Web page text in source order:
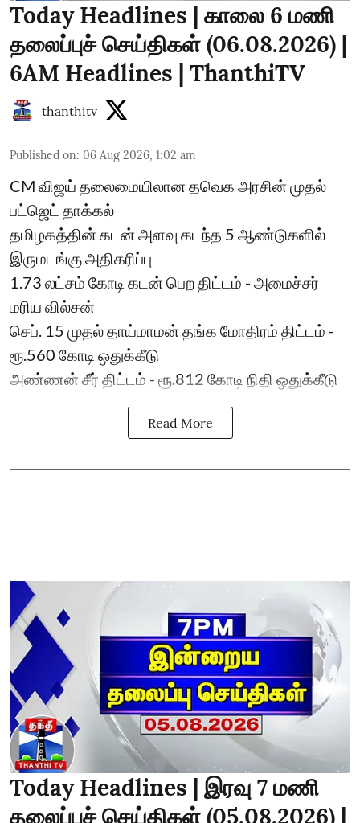
Today Headlines | காலை 6 மணி
தலைப்புச் செய்திகள் (06.08.2026) |
6AM Headlines | ThanthiTV
thanthitv
Published on: 06 Aug 2026, 1:02 am
CM விஜய் தலைமையிலான தவெக அரசின் முதல்
பட்ஜெட் தாக்கல்
தமிழகத்தின் கடன் அளவு கடந்த 5 ஆண்டுகளில்
இருமடங்கு அதிகரிப்பு
1.73 லட்சம் கோடி கடன் பெற திட்டம் - அமைச்சர்
மரிய வில்சன்
செப். 15 முதல் தாய்மாமன் தங்க மோதிரம் திட்டம் -
ரூ.560 கோடி ஒதுக்கீடு
அண்ணன் சீர் திட்டம் - ரூ.812 கோடி நிதி ஒதுக்கீடு
Read More
Today Headlines | இரவு 7 மணி
தலைப்புச் செய்திகள் (05.08.2026) |